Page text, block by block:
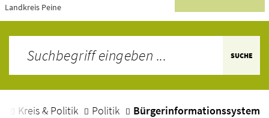
Landkreis Peine
SUCHE
Kreis & Politik Politik Bürgerinformationssystem